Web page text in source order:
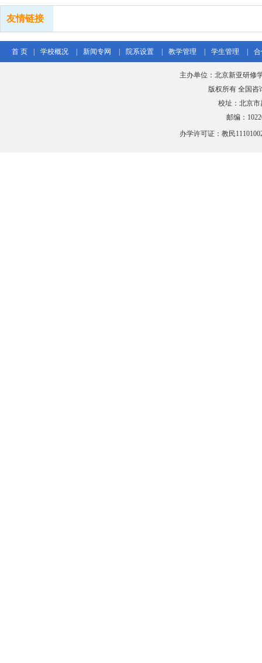
友情链接
首 页 学校概况 新闻专网 院系设置 教学管理 学生管理
主办单位：北京新亚研修
版权所有 全国咨
校址：北京市
邮编：
办学许可证：教民